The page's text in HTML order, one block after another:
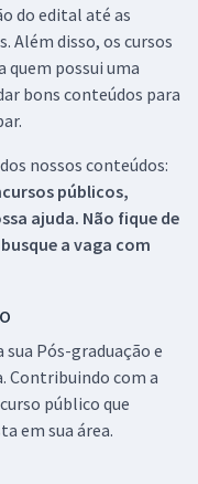
do edital até as
Além disso, os cursos
quem possui uma
bons conteúdos para
nossos conteúdos:
públicos,
ajuda. Não fique de
a vaga com
sua Pós-graduação e
Contribuindo com a
público que
em sua área.